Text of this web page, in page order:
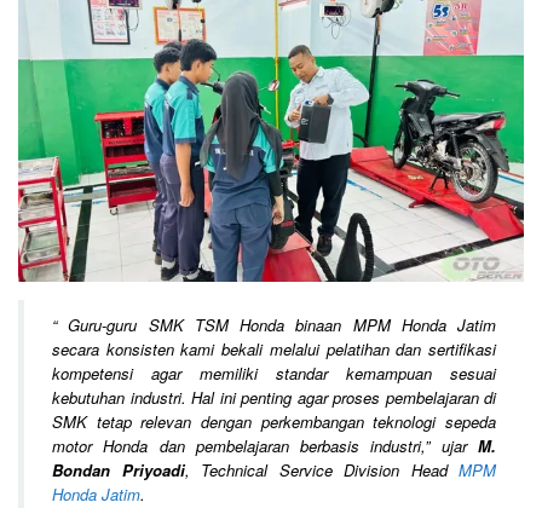
“Guru-guru SMK TSM Honda binaan MPM Honda Jatim
secara konsisten kami bekali melalui pelatihan dan sertifikasi
kompetensi agar memiliki standar kemampuan sesuai
kebutuhan industri. Hal ini penting agar proses pembelajaran di
SMK tetap relevan dengan perkembangan teknologi sepeda
motor Honda dan pembelajaran berbasis industri,” ujarM.
Bondan Priyoadi, Technical Service Division Head MPM
Honda Jatim.